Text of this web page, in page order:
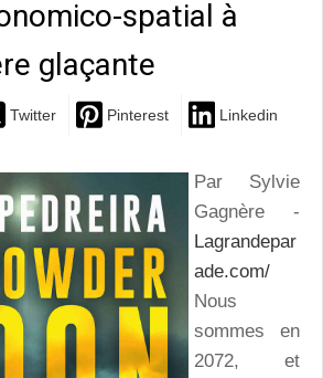
spatial à
glaçante
Twitter Pinterest Linkedin
Par Sylvie
Gagnère -
Lagrandepar
ade.com/
Nous
sommes en
2072, et